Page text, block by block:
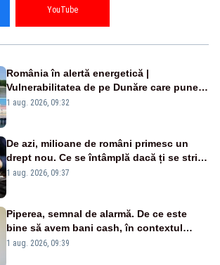
YouTube
România în alertă energetică |
Vulnerabilitatea de pe Dunăre care pune
în pericol Centrala Cernavodă era
1 aug. 2026, 09:32
De azi, milioane de români primesc un
drept nou. Ce se întâmplă dacă ți se strică
un produs
1 aug. 2026, 09:37
Piperea, semnal de alarmă. De ce este
bine să avem bani cash, în contextul
alertei energetice?
1 aug. 2026, 09:39